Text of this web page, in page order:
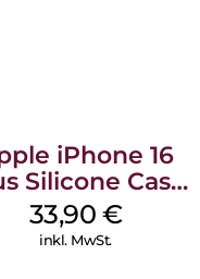
iPhone 16
Silicone Case
MagSafe Lake
Green
33,90 €
inkl. MwSt.